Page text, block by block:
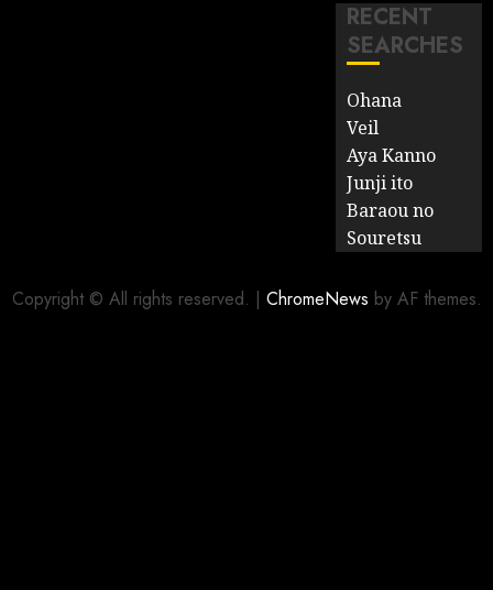
RECENT
SEARCHES
Ohana
Veil
Aya Kanno
Junji ito
Baraou no
Souretsu
Copyright © All rights reserved. | ChromeNews by AF themes.